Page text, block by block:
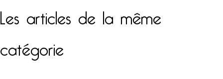
Les articles de la même
catégorie